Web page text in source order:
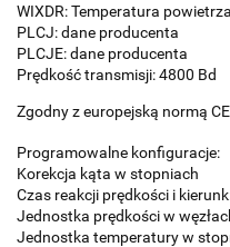
WIXDR: Temperatura powietrza
PLCJ: dane producenta
PLCJE: dane producenta
Prędkość transmisji: 4800 Bd
Zgodny z europejską normą CE
Programowalne konfiguracje:
Korekcja kąta w stopniach
Czas reakcji prędkości i
Jednostka prędkości w
Jednostka temperatury w